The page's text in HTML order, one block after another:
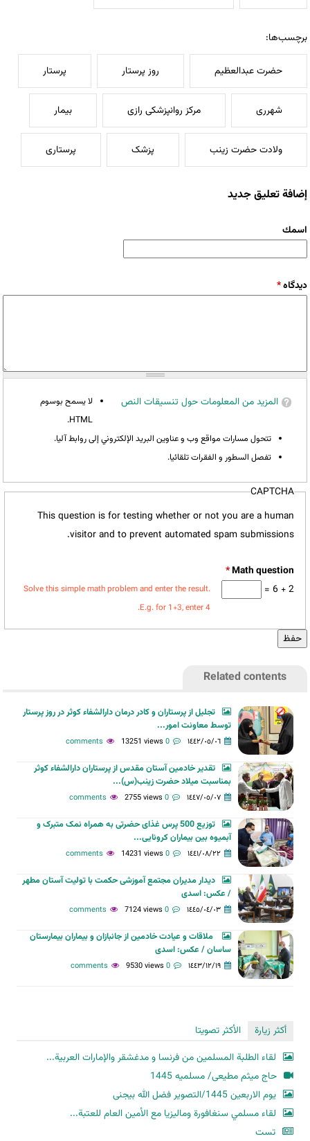
برچسب‌ها:
حضرت عبدالعظیم روز پرستار پرستار
شهرری مرکز روانپزشکی رازی بیمار
ولادت حضرت زینب پزشک پرستاری
إضافة تعليق جديد
‏اسمك ‏
‏دیدگاه ‏*
المزيد من المعلومات حول تنسيقات النص
لا يسمح بوسوم
HTML.
تتحول مسارات مواقع وب و عناوين البريد الإلكتروني إلى روابط آليا.
تفصل السطور و الفقرات تلقائيا.
CAPTCHA
This question is for testing whether or not you are a human
visitor and to prevent automated spam submissions.
*
2 + 6 =
Solve this simple math problem and enter the result.
E.g. for 1+3, enter 4.
Related contents
تجلیل از پرستاران و کادر درمان دارالشفاء کوثر در روز پرستار
توسط معاونت امور...
١٤٤٢/٠٥/٠٦ 0 comments
13251 views
تقدیر خادمین آستان مقدس از پرستاران دارالشفاء کوثر
بمناسبت میلاد حضرت زینب(س)...
١٤٤٧/٠٥/٠٧ 0 comments
2755 views
توزيع 500 پرس غذای حضرتی به همراه نمک متبرک و
آبمیوه بین بیماران کرونایی...
١٤٤١/٠٨/٢٢ 0 comments
14231 views
دیدار مدیران مجتمع آموزشی حکمت با تولیت آستان مطهر
/ عکس: اسدی
١٤٤٥/٠٤/٠٣ 0 comments
7124 views
ملاقات و عیادت خادمین از جانبازان و بیماران بیمارستان
ساسان / عکس: اسدی
١٤٤٣/١٢/١٩ 0 comments
9530 views
أكثر زيارة
الأكثر تصويتا
لقاء الطلبة المسلمين من فرنسا و مدغشقر والإمارات العربية...
حاج میثم مطیعی/ مسلمیه 1445
یوم الاربعین 1445/التصویر فضل الله بیجنی
لقاء مسلمي سنغافورة وماليزيا مع الأمين العام للعتبة...
تست